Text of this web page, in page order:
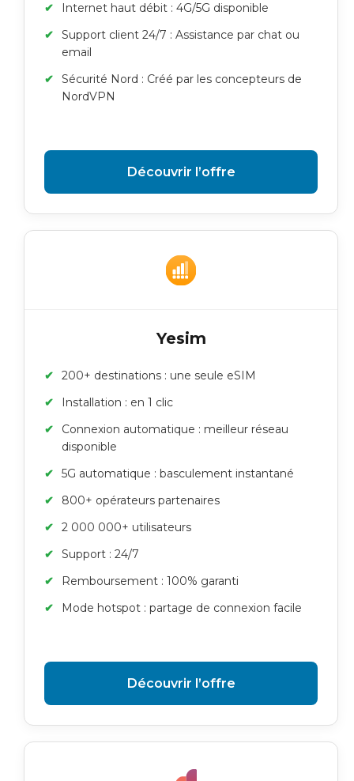
Internet haut débit : 4G/5G disponible
Support client 24/7 : Assistance par chat ou
email
Sécurité Nord : Créé par les concepteurs de
NordVPN
Découvrir l’offre
Yesim
200+ destinations : une seule eSIM
Installation : en 1 clic
Connexion automatique : meilleur réseau
disponible
5G automatique : basculement instantané
800+ opérateurs partenaires
2 000 000+ utilisateurs
Support : 24/7
Remboursement : 100% garanti
Mode hotspot : partage de connexion facile
Découvrir l’offre